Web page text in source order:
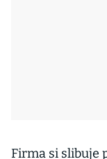
Firma si slibuje